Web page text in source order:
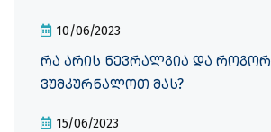
10/06/2023
რა არის ნევრალგია და როგორ
ვუმკურნალოთ მას?
15/06/2023